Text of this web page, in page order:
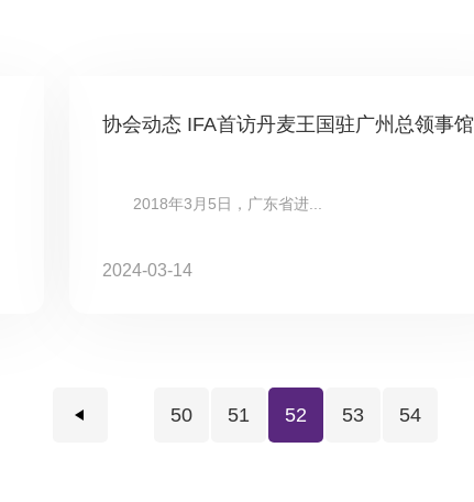
协会动态 IFA首访丹麦王国驻广州总领事馆
2018年3月5日，广东省进...
2024-03-14
50 51 52 53 54